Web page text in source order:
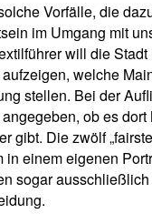
Vorfälle, die
im Umgang mit
will die
welche
stellen. Bei der
ob es dort
gibt. Die zwölf
in einem eigenen
sogar